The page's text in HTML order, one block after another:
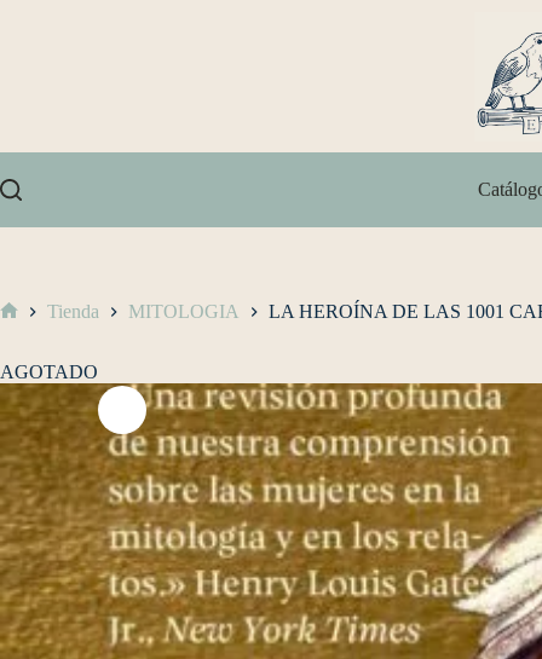
Tienda MITOLOGIA LA HEROÍNA DE LAS 1001
AGOTADO